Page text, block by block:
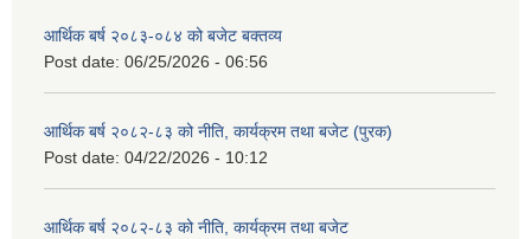
आर्थिक बर्ष २०८३-०८४ को बजेट बक्तव्य
Post date: 06/25/2026 - 06:56
आर्थिक बर्ष २०८२-८३ को नीति, कार्यक्रम तथा बजेट (पुरक)
Post date: 04/22/2026 - 10:12
आर्थिक बर्ष २०८२-८३ को नीति, कार्यक्रम तथा बजेट